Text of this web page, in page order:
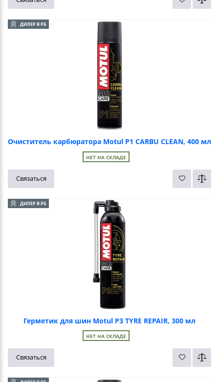
ДИЛЕР В РБ
Очиститель карбюратора Motul P1 CARBU CLEAN, 400 мл
НЕТ НА СКЛАДЕ
Связаться
ДИЛЕР В РБ
Герметик для шин Motul P3 TYRE REPAIR, 300 мл
НЕТ НА СКЛАДЕ
Связаться